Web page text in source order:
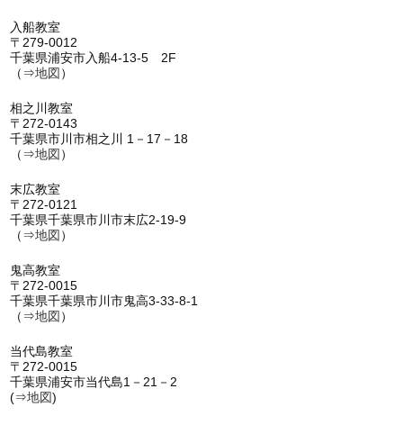
入船教室
〒279-0012
千葉県浦安市入船4-13-5 2F
（⇒地図 ）
相之川教室
〒272-0143
千葉県市川市相之川 1－17－18
（⇒地図 ）
末広教室
〒272-0121
千葉県千葉県市川市末広2-19-9
（⇒地図 ）
鬼高教室
〒272-0015
千葉県千葉県市川市鬼高3-33-8-1
（⇒地図 ）
当代島教室
〒272-0015
千葉県浦安市当代島1－21－2
(⇒地図)